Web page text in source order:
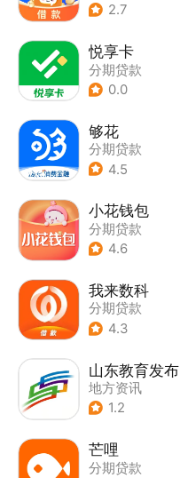
2.7
悦享卡
分期贷款
0.0
够花
分期贷款
4.5
小花钱包
分期贷款
4.6
我来数科
分期贷款
4.3
山东教育发布
地方资讯
1.2
芒哩
分期贷款